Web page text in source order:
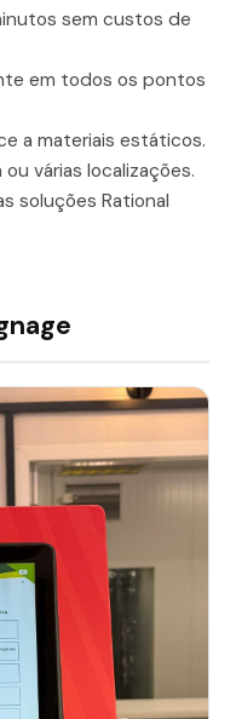
sem custos de
em todos os pontos
a materiais estáticos.
várias localizações.
soluções Rational